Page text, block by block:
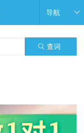
导航
查词